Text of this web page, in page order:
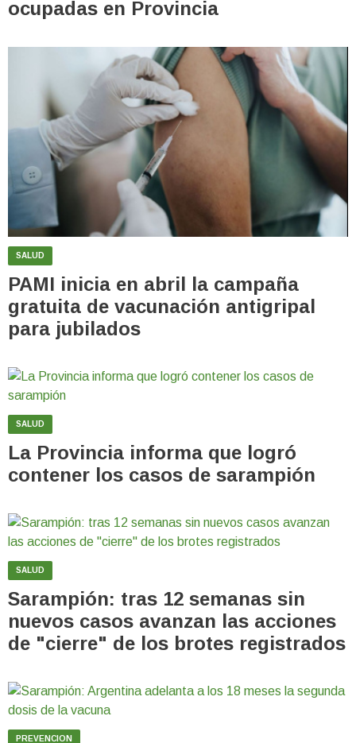
ocupadas en Provincia
SALUD
PAMI inicia en abril la campaña
gratuita de vacunación antigripal
para jubilados
SALUD
La Provincia informa que logró
contener los casos de sarampión
SALUD
Sarampión: tras 12 semanas sin
nuevos casos avanzan las acciones
de "cierre" de los brotes registrados
PREVENCION